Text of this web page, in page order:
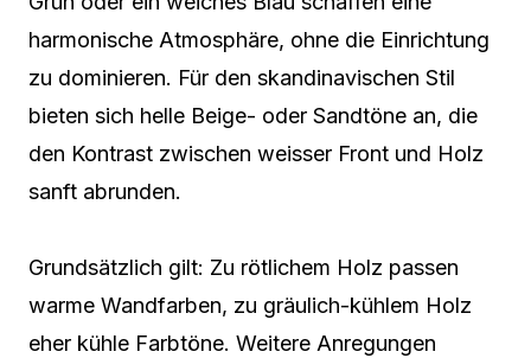
harmonische Atmosphäre, ohne die Einrichtung
zu dominieren. Für den skandinavischen Stil
bieten sich helle Beige- oder Sandtöne an, die
den Kontrast zwischen weisser Front und Holz
sanft abrunden.
Grundsätzlich gilt: Zu rötlichem Holz passen
warme Wandfarben, zu gräulich-kühlem Holz
eher kühle Farbtöne. Weitere Anregungen